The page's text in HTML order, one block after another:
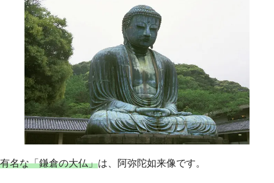
有名な「鎌倉の大仏」は、阿弥陀如来像です。